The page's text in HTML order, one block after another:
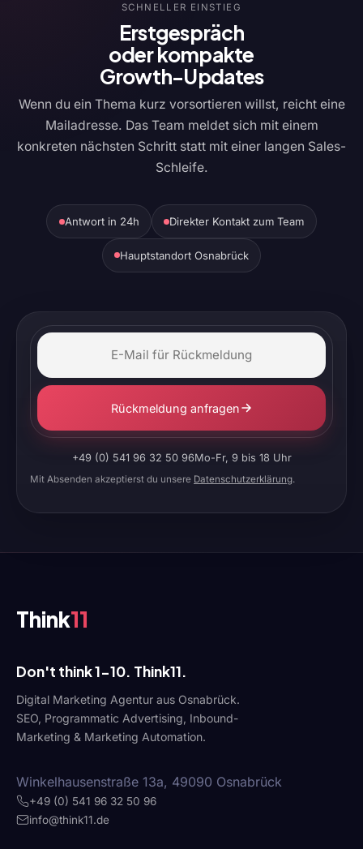
SCHNELLER EINSTIEG
Erstgespräch
oder kompakte
Growth-Updates
Wenn du ein Thema kurz vorsortieren willst, reicht eine
Mailadresse. Das Team meldet sich mit einem
konkreten nächsten Schritt statt mit einer langen Sales-
Schleife.
Antwort in 24h Direkter Kontakt zum Team
Hauptstandort Osnabrück
Rückmeldung anfragen
+49 (0) 541 96 32 50 96Mo-Fr, 9 bis 18 Uhr
Mit Absenden akzeptierst du unsere Datenschutzerklärung.
Think11
Don't think 1-10. Think11.
Digital Marketing Agentur aus Osnabrück.
SEO, Programmatic Advertising, Inbound-
Marketing & Marketing Automation.
Winkelhausenstraße 13a, 49090 Osnabrück
+49 (0) 541 96 32 50 96
info@think11.de